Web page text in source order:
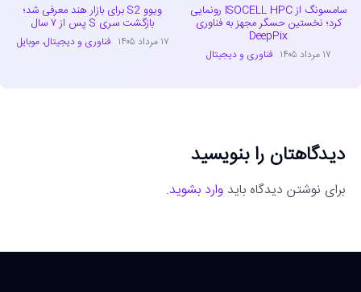
سامسونگ از ISOCELL HPC رونمایی
کرد؛ نخستین حسگر مجهز به فناوری
DeepPix
۱۷ مرداد ۱۴۰۵ فناوری و دیجیتال
ویوو S2 برای بازار هند معرفی شد؛
بازگشت سری S پس از ۷ سال
۱۷ مرداد ۱۴۰۵ فناوری و دیجیتال،موبایل
دیدگاهتان را بنویسید
برای نوشتن دیدگاه باید وارد بشوید.